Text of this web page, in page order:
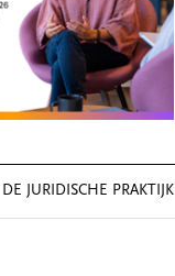
JURIDISCHE PRAKTIJK